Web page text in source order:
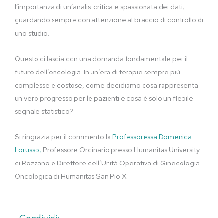
l’importanza di un’analisi critica e spassionata dei dati,
guardando sempre con attenzione al braccio di controllo di
uno studio.
Questo ci lascia con una domanda fondamentale per il
futuro dell’oncologia. In un’era di terapie sempre più
complesse e costose, come decidiamo cosa rappresenta
un vero progresso per le pazienti e cosa è solo un flebile
segnale statistico?
Si ringrazia per il commento la Professoressa Domenica
Lorusso, Professore Ordinario presso Humanitas University
di Rozzano e Direttore dell’Unità Operativa di Ginecologia
Oncologica di Humanitas San Pio X.